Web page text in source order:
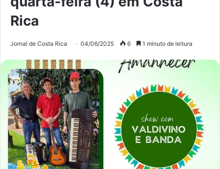
Rica
Jornal de Costa Rica 04/06/2025 6 1 minuto de leitura